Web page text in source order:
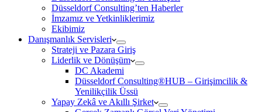
Düsseldorf Consulting’ten Haberler
İmzamız ve Yetkinliklerimiz
Ekibimiz
Danışmanlık Servisleri
Strateji ve Pazara Giriş
Liderlik ve Dönüşüm
DC Akademi
Düsseldorf Consulting®HUB – Girişimcilik &
Yenilikçilik Üssü
Yapay Zekâ ve Akıllı Şirket